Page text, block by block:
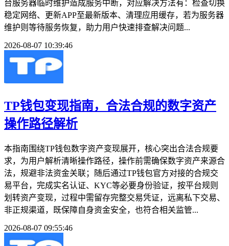
台服务器临时维护造成服务中断，对应解决方法有：检查切换
稳定网络、更新APP至最新版本、清理应用缓存，若为服务器
维护则等待服务恢复，助力用户快速排查解决问题...
2026-08-07 10:39:46
TP钱包变现指南，合法合规的数字资产
操作路径解析
本指南围绕TP钱包数字资产变现展开，核心突出合法合规要
求，为用户解析清晰操作路径，操作前需确保数字资产来源合
法，规避非法资金关联；随后通过TP钱包官方对接的合规交
易平台，完成实名认证、KYC等必要身份验证，按平台规则
划转资产变现，过程中需留存完整交易凭证，远离私下交易、
非正规渠道，既保障自身资金安全，也符合相关监管...
2026-08-07 09:55:46